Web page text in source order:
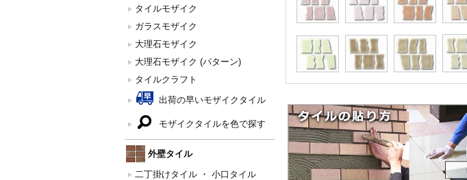
タイルモザイク
ガラスモザイク
大理石モザイク
大理石モザイク (パターン)
タイルクラフト
出荷の早いモザイクタイル
モザイクタイルを色で探す
外壁タイル
二丁掛けタイル ・ 小口タイル